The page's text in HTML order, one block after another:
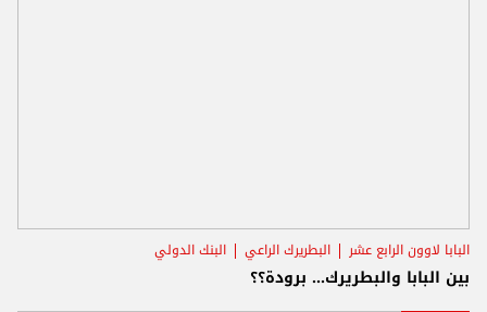
البابا لاوون الرابع عشر البطريرك الراعي البنك الدولي
بين البابا والبطريرك... برودة؟؟